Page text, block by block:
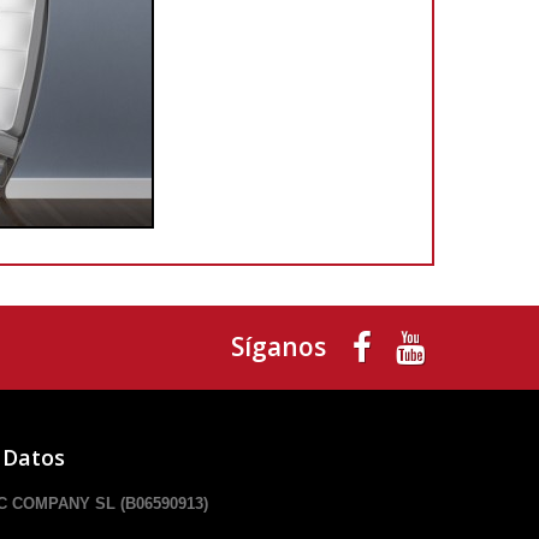
Síganos
COMPANY SL (B06590913)